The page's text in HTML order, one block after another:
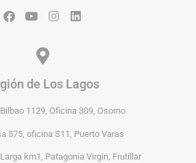
de Los Lagos
1129, Oficina 309, Osorno
575, oficina S11, Puerto Varas
km1, Patagonia Virgin, Frutillar